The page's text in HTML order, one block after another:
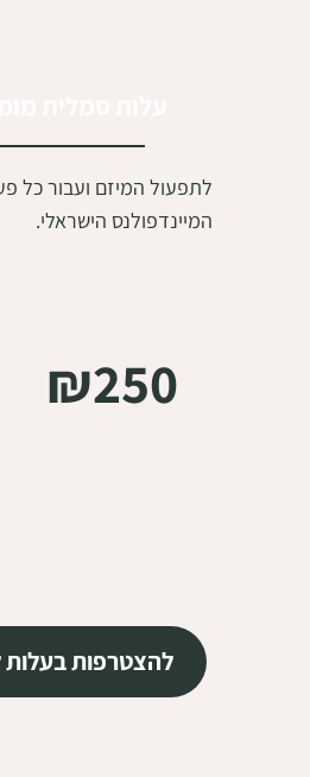
לתפעול המיזם ועבור כל
המיינדפולנס הישראלי.
₪250
להצטרפות